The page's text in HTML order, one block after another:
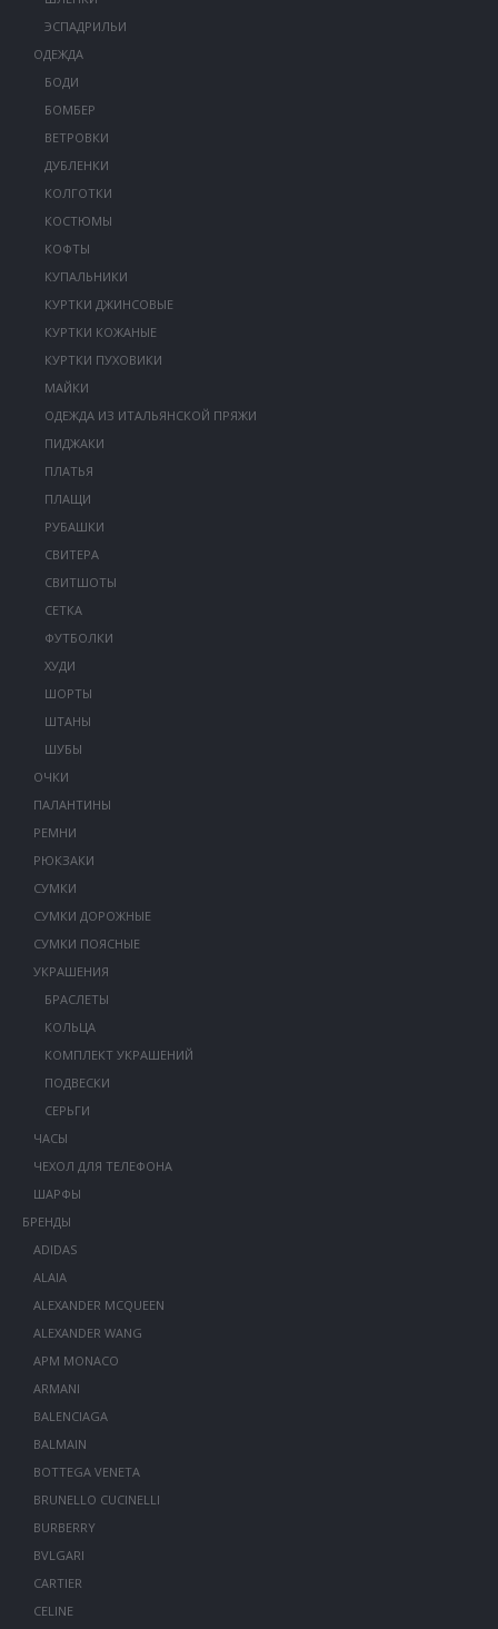
ЭСПАДРИЛЬИ
ОДЕЖДА
БОДИ
БОМБЕР
ВЕТРОВКИ
ДУБЛЕНКИ
КОЛГОТКИ
КОСТЮМЫ
КОФТЫ
КУПАЛЬНИКИ
КУРТКИ ДЖИНСОВЫЕ
КУРТКИ КОЖАНЫЕ
КУРТКИ ПУХОВИКИ
МАЙКИ
ОДЕЖДА ИЗ ИТАЛЬЯНСКОЙ ПРЯЖИ
ПИДЖАКИ
ПЛАТЬЯ
ПЛАЩИ
РУБАШКИ
СВИТЕРА
СВИТШОТЫ
СЕТКА
ФУТБОЛКИ
ХУДИ
ШОРТЫ
ШТАНЫ
ШУБЫ
ОЧКИ
ПАЛАНТИНЫ
РЕМНИ
РЮКЗАКИ
СУМКИ
СУМКИ ДОРОЖНЫЕ
СУМКИ ПОЯСНЫЕ
УКРАШЕНИЯ
БРАСЛЕТЫ
КОЛЬЦА
КОМПЛЕКТ УКРАШЕНИЙ
ПОДВЕСКИ
СЕРЬГИ
ЧАСЫ
ЧЕХОЛ ДЛЯ ТЕЛЕФОНА
ШАРФЫ
БРЕНДЫ
ADIDAS
ALAIA
ALEXANDER MCQUEEN
ALEXANDER WANG
APM MONACO
ARMANI
BALENCIAGA
BALMAIN
BOTTEGA VENETA
BRUNELLO CUCINELLI
BURBERRY
BVLGARI
CARTIER
CELINE